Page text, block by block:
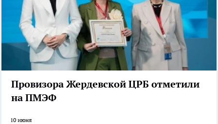
Провизора Жердевской ЦРБ отметили
на ПМЭФ
10 июня